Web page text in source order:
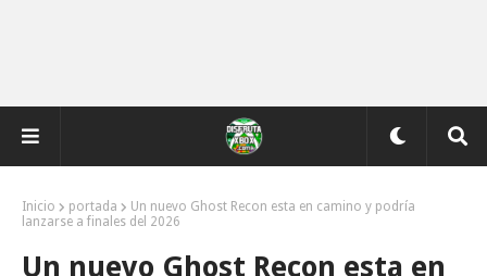
Inicio portada
Un nuevo Ghost Recon esta en camino y podría
lanzarse a finales del 2026
Un nuevo Ghost Recon esta en